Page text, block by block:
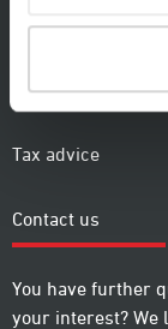
Legal advice
Tax advice
Contact us
You have further
your interest? We